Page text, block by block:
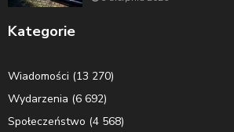
Kategorie
Wiadomości (13 270)
Wydarzenia (6 692)
Społeczeństwo (4 568)